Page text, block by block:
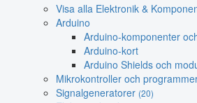
Visa alla Elektronik &
Arduino
Arduino-komponenter
Arduino-kort
Arduino Shields och
Mikrokontroller och
Signalgeneratorer (20)